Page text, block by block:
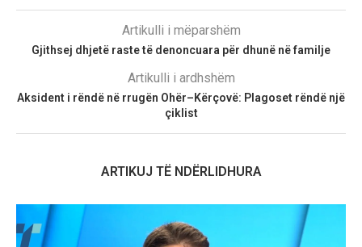
Artikulli i mëparshëm
Gjithsej dhjetë raste të denoncuara për dhunë në familje
Artikulli i ardhshëm
Aksident i rëndë në rrugën Ohër–Kërçovë: Plagoset rëndë një
çiklist
ARTIKUJ TË NDËRLIDHURA